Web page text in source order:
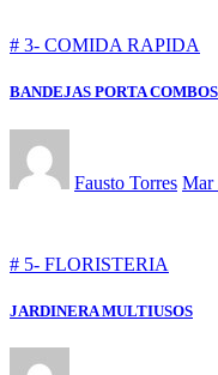
# 3- COMIDA RAPIDA
BANDEJAS PORTA
Fausto Torres Mar
# 5- FLORISTERIA
JARDINERA MULTIUSOS